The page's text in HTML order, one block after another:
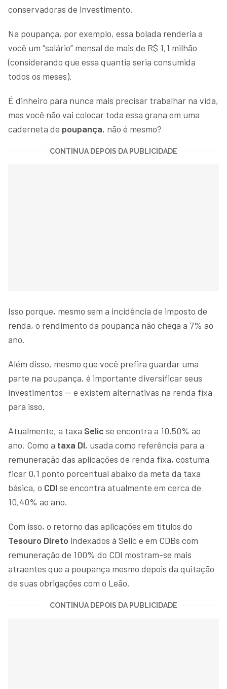
conservadoras de investimento.
Na poupança, por exemplo, essa bolada renderia a
você um “salário” mensal de mais de R$ 1,1 milhão
(considerando que essa quantia seria consumida
todos os meses).
É dinheiro para nunca mais precisar trabalhar na vida,
mas você não vai colocar toda essa grana em uma
caderneta de poupança, não é mesmo?
CONTINUA DEPOIS DA PUBLICIDADE
Isso porque, mesmo sem a incidência de imposto de
renda, o rendimento da poupança não chega a 7% ao
ano.
Além disso, mesmo que você prefira guardar uma
parte na poupança, é importante diversificar seus
investimentos — e existem alternativas na renda fixa
para isso.
Atualmente, a taxa Selic se encontra a 10,50% ao
ano. Como a taxa DI, usada como referência para a
remuneração das aplicações de renda fixa, costuma
ficar 0,1 ponto porcentual abaixo da meta da taxa
básica, o CDI se encontra atualmente em cerca de
10,40% ao ano.
Com isso, o retorno das aplicações em títulos do
Tesouro Direto indexados à Selic e em CDBs com
remuneração de 100% do CDI mostram-se mais
atraentes que a poupança mesmo depois da quitação
de suas obrigações com o Leão.
CONTINUA DEPOIS DA PUBLICIDADE